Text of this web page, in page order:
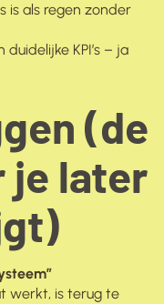
is als regen zonder
duidelijke KPI’s – ja
(de
je later
werkt, is terug te